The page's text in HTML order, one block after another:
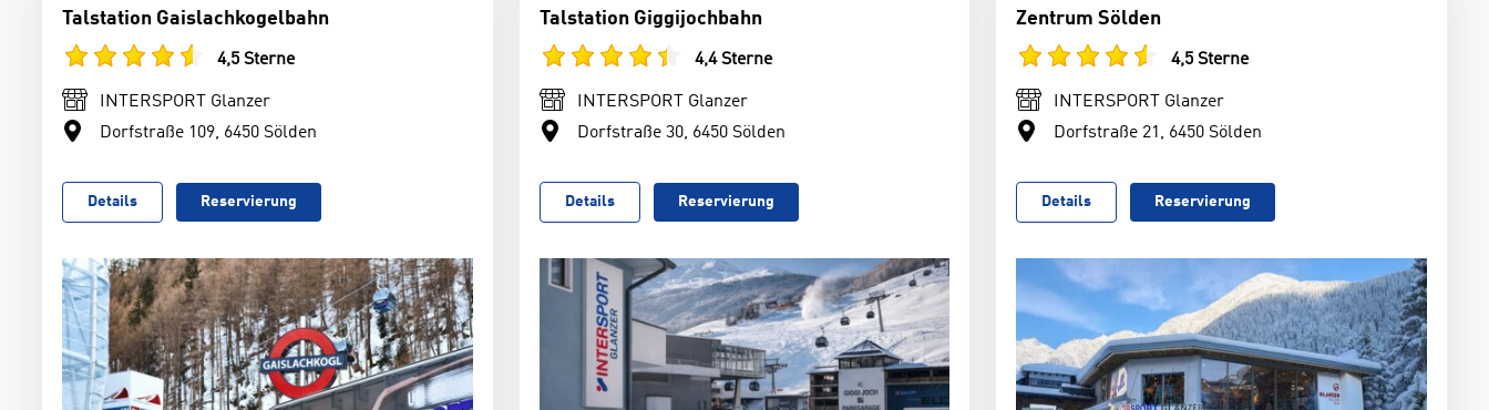
Talstation Gaislachkogelbahn
4,5 Sterne
INTERSPORT Glanzer
Dorfstraße 109, 6450 Sölden
Details Reservierung
Talstation Giggijochbahn
4,4 Sterne
INTERSPORT Glanzer
Dorfstraße 30, 6450 Sölden
Details Reservierung
Zentrum Sölden
4,5 Sterne
INTERSPORT Glanzer
Dorfstraße 21, 6450 Sölden
Details Reservierung